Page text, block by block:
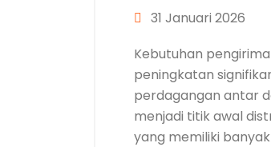
31 Januari 2026
Kebutuhan
peningkatan
perdagangan antar
menjadi titik awal
yang memiliki